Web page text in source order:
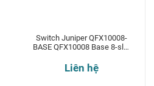
Switch Juniper QFX10008-
BASE QFX10008 Base 8-slot
Liên hệ